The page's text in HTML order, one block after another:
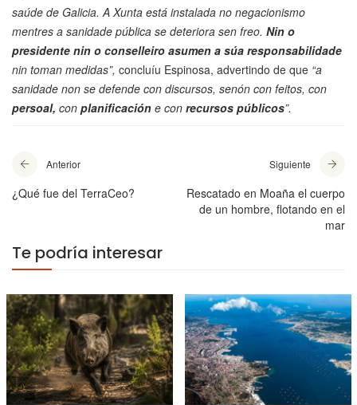
saúde de Galicia. A Xunta está instalada no negacionismo
mentres a sanidade pública se deteriora sen freo. Nin o
presidente nin o conselleiro asumen a súa responsabilidade
nin toman medidas”, concluíu Espinosa, advertindo de que “a
sanidade non se defende con discursos, senón con feitos, con
persoal, con planificación e con recursos públicos”.
Anterior
¿Qué fue del TerraCeo?
Siguiente
Rescatado en Moaña el cuerpo
de un hombre, flotando en el
mar
Te podría interesar